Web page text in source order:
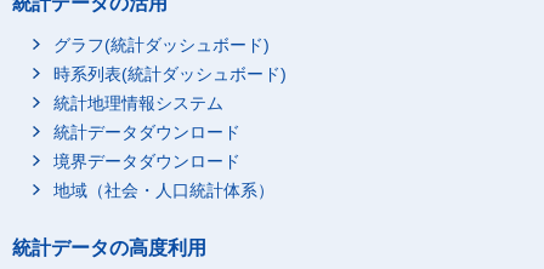
グラフ(統計ダッシュボード)
時系列表(統計ダッシュボード)
統計地理情報システム
統計データダウンロード
境界データダウンロード
地域（社会・人口統計体系）
統計データの高度利用